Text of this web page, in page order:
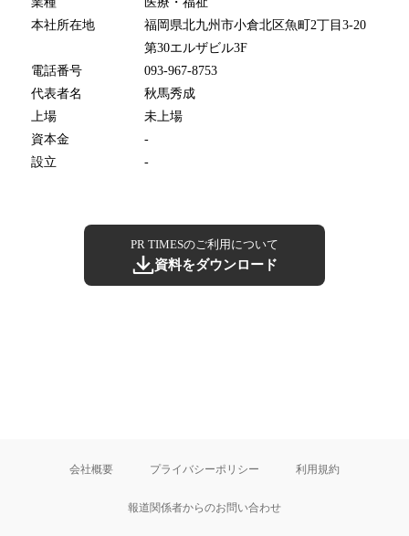
本社所在地
福岡県北九州市小倉北区魚町2丁目3-20
第30エルザビル3F
電話番号
093-967-8753
代表者名
秋馬秀成
上場
未上場
資本金
-
設立
-
PR TIMESのご利用について
資料をダウンロード
会社概要 プライバシーポリシー 利用規約
報道関係者からのお問い合わせ